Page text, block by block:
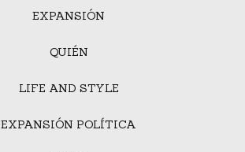
EXPANSIÓN
QUIÉN
LIFE AND STYLE
EXPANSIÓN POLÍTICA